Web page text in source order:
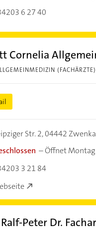
6 27 40
Cornelia
(FACHÄRZTE)
Str. 2,04442
–Öffnet
3 21 84
Ralf-Peter Dr.